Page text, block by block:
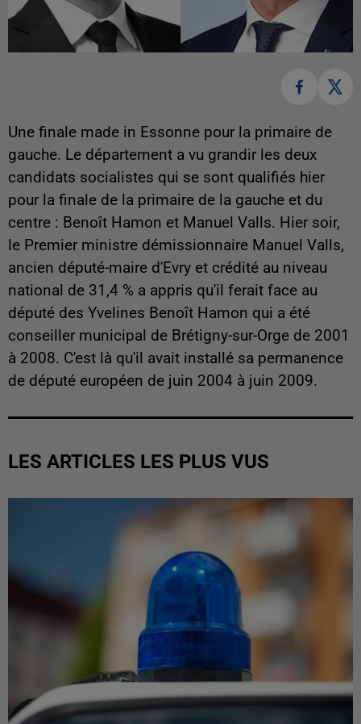
Une finale made in Essonne pour la primaire de
gauche. Le département a vu grandir les deux
candidats socialistes qui se sont qualifiés hier
pour la finale de la primaire de la gauche et du
centre : Benoît Hamon et Manuel Valls. Hier soir,
le Premier ministre démissionnaire Manuel Valls,
ancien député-maire d'Evry et crédité au niveau
national de 31,4 % a appris qu'il ferait face au
député des Yvelines Benoît Hamon qui a été
conseiller municipal de Brétigny-sur-Orge de 2001
à 2008. C'est là qu'il avait installé sa permanence
de député européen de juin 2004 à juin 2009.
LES ARTICLES LES PLUS VUS